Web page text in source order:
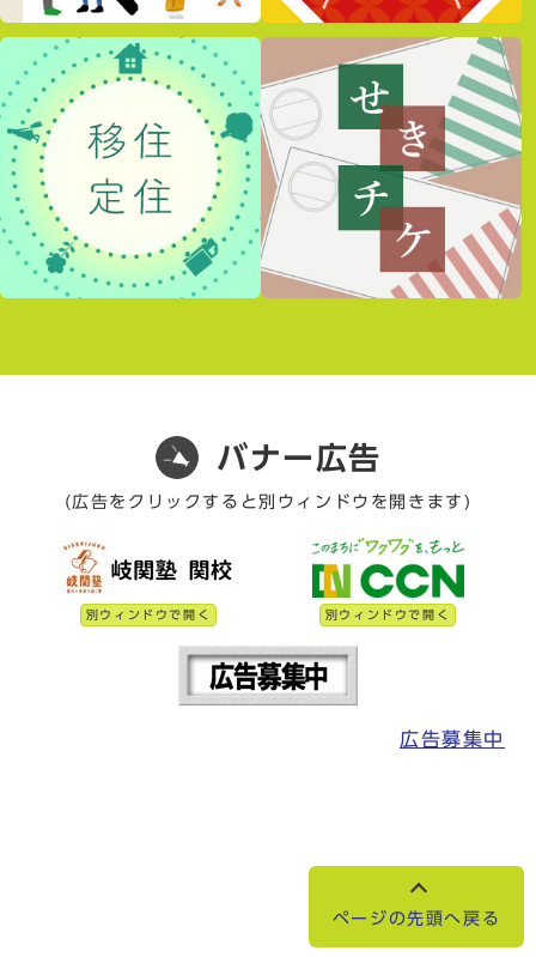
バナー広告
(広告をクリックすると別ウィンドウを開きます)
別ウィンドウで開く 別ウィンドウで開く
広告募集中
ページの先頭へ戻る